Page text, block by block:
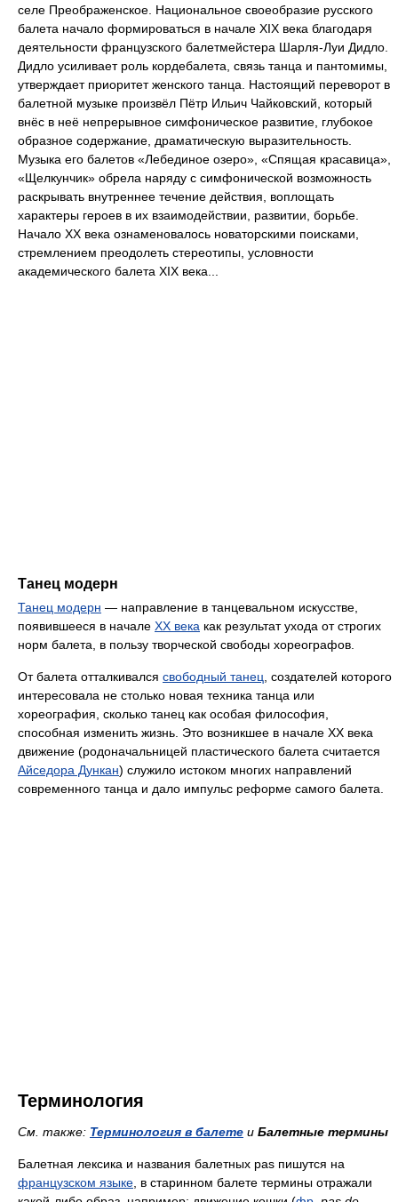
селе Преображенское. Национальное своеобразие русского
балета начало формироваться в начале XIX века благодаря
деятельности французского балетмейстера Шарля-Луи Дидло.
Дидло усиливает роль кордебалета, связь танца и пантомимы,
утверждает приоритет женского танца. Настоящий переворот в
балетной музыке произвёл Пётр Ильич Чайковский, который
внёс в неё непрерывное симфоническое развитие, глубокое
образное содержание, драматическую выразительность.
Музыка его балетов «Лебединое озеро», «Спящая красавица»,
«Щелкунчик» обрела наряду с симфонической возможность
раскрывать внутреннее течение действия, воплощать
характеры героев в их взаимодействии, развитии, борьбе.
Начало XX века ознаменовалось новаторскими поисками,
стремлением преодолеть стереотипы, условности
академического балета XIX века...
Танец модерн
Танец модерн — направление в танцевальном искусстве,
появившееся в начале XX века как результат ухода от строгих
норм балета, в пользу творческой свободы хореографов.
От балета отталкивался свободный танец , создателей которого
интересовала не столько новая техника танца или
хореография, сколько танец как особая философия,
способная изменить жизнь. Это возникшее в начале XX века
движение (родоначальницей пластического балета считается
Айседора Дункан) служило истоком многих направлений
современного танца и дало импульс реформе самого балета.
Терминология
См. также: Терминология в балете и Балетные термины
Балетная лексика и названия балетных pas пишутся на
французском языке , в старинном балете термины отражали